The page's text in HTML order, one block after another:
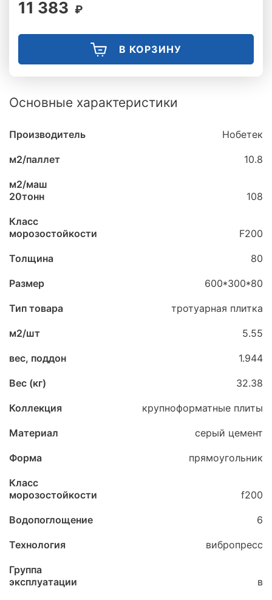
11 383 ₽
В КОРЗИНУ
Основные характеристики
Производитель Нобетек
м2/паллет 10.8
м2/маш
20тонн
108
Класс
морозостойкости
F200
Толщина 80
Размер 600*300*80
Тип товара тротуарная плитка
м2/шт 5.55
вес, поддон 1.944
Вес (кг) 32.38
Коллекция крупноформатные плиты
Материал серый цемент
Форма прямоугольник
Класс
морозостойкости
f200
Водопоглощение 6
Технология вибропресс
Группа
эксплуатации
в